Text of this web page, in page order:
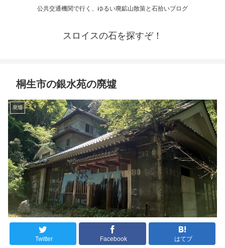
公共交通機関で行く、ゆるい廃鉱山散策と石拾いブログ
スロイスの石を探すぞ！
桐生市の銀水苑の廃墟
廃墟
Twitter Facebook はてブ